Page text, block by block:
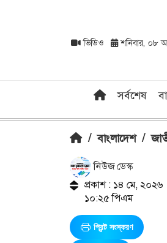
ভিডিও শনিবার, ০৮
সর্বশেষ
/ বাংলাদেশ /
নিউজ ডেস্ক
প্রকাশ : ১৪ মে, ২০২৬
১০:২৫ পিএম
প্রিন্ট সংস্করণ